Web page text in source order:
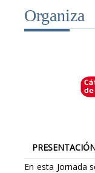
Organiza
En esta Jornada